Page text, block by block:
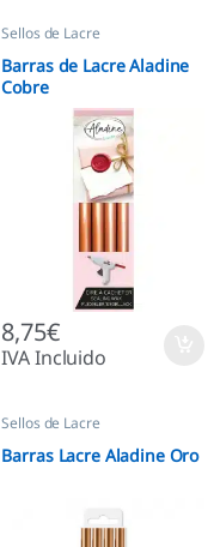
Sellos de Lacre
Barras de Lacre Aladine
Cobre
8,75€
IVA Incluido
Sellos de Lacre
Barras Lacre Aladine Oro